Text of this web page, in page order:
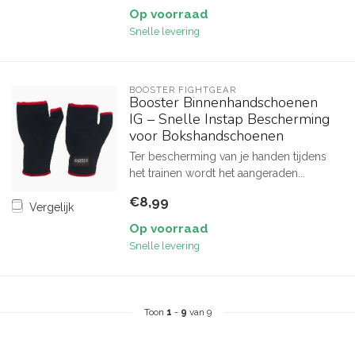
Op voorraad
Snelle levering
Vergelijk
BOOSTER FIGHTGEAR
Booster Binnenhandschoenen
IG – Snelle Instap Bescherming
voor Bokshandschoenen
Ter bescherming van je handen tijdens
het trainen wordt het aangeraden...
€8,99
Op voorraad
Snelle levering
Toon 1 - 9 van 9